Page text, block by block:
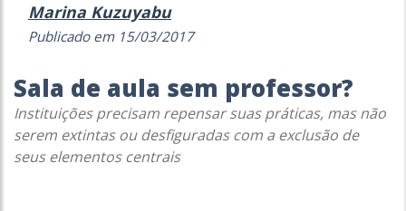
Marina Kuzuyabu
Publicado em 15/03/2017
Sala de aula sem professor?
Instituições precisam repensar suas práticas, mas não
serem extintas ou desfiguradas com a exclusão de
seus elementos centrais